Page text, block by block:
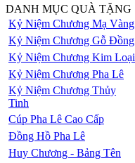
DANH MỤC QUÀ TẶNG
Kỷ Niệm Chương Mạ Vàng
Kỷ Niệm Chương Gỗ Đồng
Kỷ Niệm Chương Kim Loại
Kỷ Niệm Chương Pha Lê
Kỷ Niệm Chương Thủy
Tinh
Cúp Pha Lê Cao Cấp
Đồng Hồ Pha Lê
Huy Chương - Bảng Tên